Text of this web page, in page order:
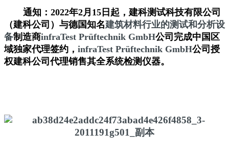
通知：2022年2月15日起，建科测试科技有限公司
（建科公司）与德国知名建筑材料行业的测试和分析设
备制造商infraTest Prüftechnik GmbH公司完成中国区
域独家代理签约， infraTest Prüftechnik GmbH公司授
权建科公司代理销售其全系统检测仪器。